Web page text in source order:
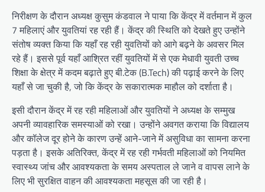
निरीक्षण के दौरान अध्यक्ष कुसुम कंडवाल ने पाया कि केंद्र में वर्तमान में कुल
7 महिलाएं और युवतियां रह रही हैं। केंद्र की स्थिति को देखते हुए उन्होंने
संतोष व्यक्त किया कि यहाँ रह रही युवतियों को आगे बढ़ने के अवसर मिल
रहे हैं। इससे पूर्व यहाँ आश्रित रहीं युवतियों में से एक मेधावी युवती उच्च
शिक्षा के क्षेत्र में कदम बढ़ाते हुए बी.टेक (B.Tech) की पढ़ाई करने के लिए
यहाँ से जा चुकी है, जो कि केंद्र के सकारात्मक माहौल को दर्शाता है।
​इसी दौरान केंद्र में रह रही महिलाओं और युवतियों ने अध्यक्ष के सम्मुख
अपनी व्यावहारिक समस्याओं को रखा। उन्होंने अवगत कराया कि विद्यालय
और कॉलेज दूर होने के कारण उन्हें आने-जाने में असुविधा का सामना करना
पड़ता है। इसके अतिरिक्त, केंद्र में रह रही गर्भवती महिलाओं को नियमित
स्वास्थ्य जांच और आवश्यकता के समय अस्पताल ले जाने व वापस लाने के
लिए भी सुरक्षित वाहन की आवश्यकता महसूस की जा रही है।